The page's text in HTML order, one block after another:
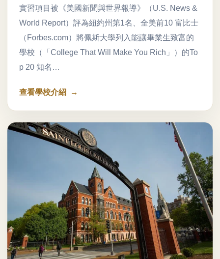
實習項目被《美國新聞與世界報導》（U.S. News &
World Report）評為紐約州第1名、全美前10 富比士
（Forbes.com）將佩斯大學列入能讓畢業生致富的
學校（「College That Will Make You Rich」）的To
p 20 知名…
查看學校介紹